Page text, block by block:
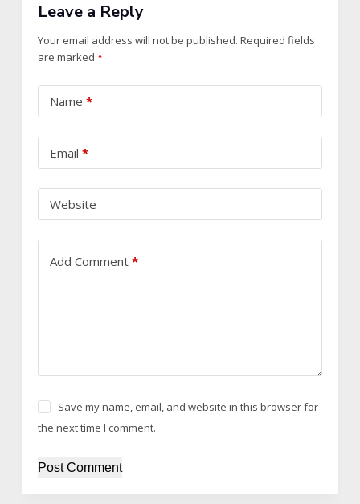
Leave a Reply
Your email address will not be published. Required fields
are marked *
Name *
Email *
Website
Add Comment*
Save my name, email, and website in this browser for
the next time I comment.
Post Comment